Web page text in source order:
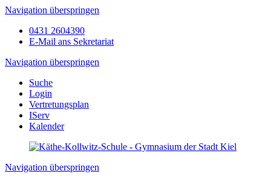
Navigation überspringen
0431 2604390
E-Mail ans Sekretariat
Navigation überspringen
Suche
Login
Vertretungsplan
IServ
Kalender
Navigation überspringen